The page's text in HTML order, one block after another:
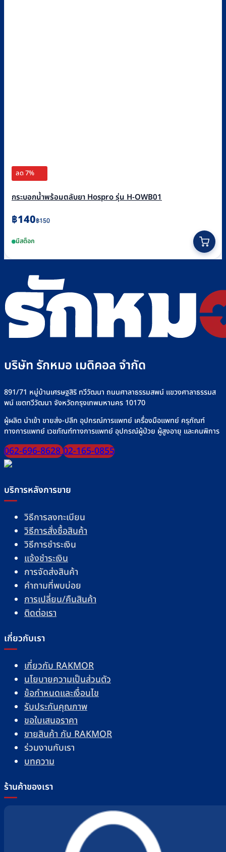
ลด 7%
กระบอกน้ำพร้อมตลับยา Hospro รุ่น H-OWB01
฿150
Original
was:
฿150.
฿140
Current
is:
฿140.
มีสต็อก
product
has
multiple
variants.
The
options
may
chosen
on
product
บริษัท รักหมอ เมดิคอล จำกัด
891/71 หมู่บ้านเศรษฐสิริ ทวีวัฒนา ถนนศาลาธรรมสพน์ แขวงศาลาธรรมส
พน์ เขตทวีวัฒนา จังหวัดกรุงเทพมหานคร 10170
ผู้ผลิต นำเข้า ขายส่ง-ปลีก อุปกรณ์การแพทย์ เครื่องมือแพทย์ ครุภัณฑ์
ทางการแพทย์ เวชภัณฑ์ทางการแพทย์ อุปกรณ์ผู้ป่วย ผู้สูงอายุ และคนพิการ
062-696-862802-165-0855
บริการหลังการขาย
วิธีการลงทะเบียน
วิธีการสั่งซื้อสินค้า
วิธีการชำระเงิน
แจ้งชำระเงิน
การจัดส่งสินค้า
คำถามที่พบบ่อย
การเปลี่ยน/คืนสินค้า
ติดต่อเรา
เกี่ยวกับเรา
เกี่ยวกับ RAKMOR
นโยบายความเป็นส่วนตัว
ข้อกำหนดและเงื่อนไข
รับประกันคุณภาพ
ขอใบเสนอราคา
ขายสินค้า กับ RAKMOR
ร่วมงานกับเรา
บทความ
ร้านค้าของเรา